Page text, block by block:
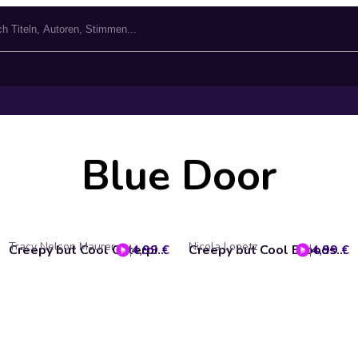
Blue Door
Creepy but Cool Caterpillars
Tracy Nelson Maurer 4,99 € Creepy but Cool Bloodsuckers
Nicola Lopetz 4,99 €